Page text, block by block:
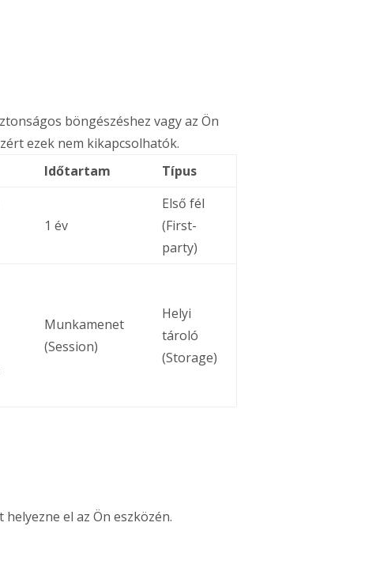
böngészéshez vagy az Ön
ezek nem kikapcsolhatók.
Időtartam Típus
1 év
Első fél
(First-
party)
Munkamenet
(Session)
Helyi
tároló
(Storage)
el az Ön eszközén.